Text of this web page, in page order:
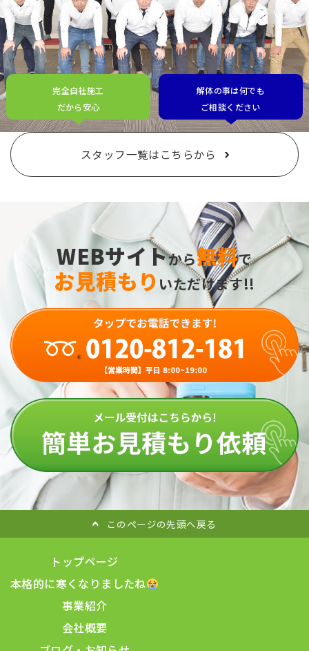
完全自社施工
だから安心
解体の事は何でも
ご相談ください
スタッフ一覧はこちらから
WEBサイトから無料で
お見積もり いただけます!!
このページの先頭へ戻る
トップページ
本格的に寒くなりましたね
事業紹介
会社概要